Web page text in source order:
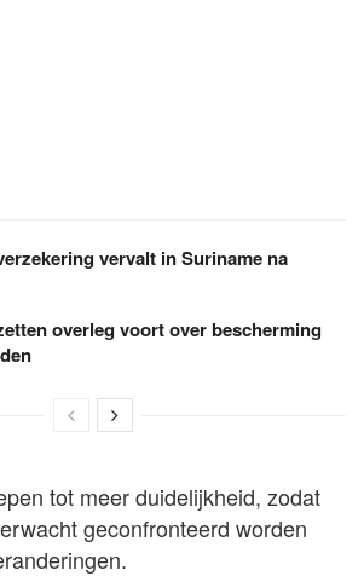
vervalt in Suriname na
overleg voort over bescherming
tot meer duidelijkheid, zodat
geconfronteerd worden